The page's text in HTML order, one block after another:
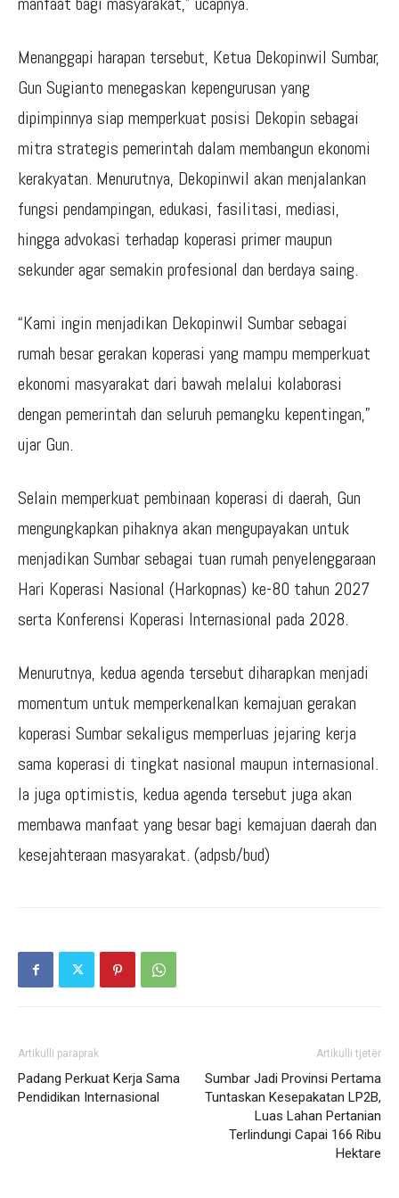
Menanggapi harapan tersebut, Ketua Dekopinwil Sumbar,
Gun Sugianto menegaskan kepengurusan yang
dipimpinnya siap memperkuat posisi Dekopin sebagai
mitra strategis pemerintah dalam membangun ekonomi
kerakyatan. Menurutnya, Dekopinwil akan menjalankan
fungsi pendampingan, edukasi, fasilitasi, mediasi,
hingga advokasi terhadap koperasi primer maupun
sekunder agar semakin profesional dan berdaya saing.
“Kami ingin menjadikan Dekopinwil Sumbar sebagai
rumah besar gerakan koperasi yang mampu memperkuat
ekonomi masyarakat dari bawah melalui kolaborasi
dengan pemerintah dan seluruh pemangku kepentingan,”
ujar Gun.
Selain memperkuat pembinaan koperasi di daerah, Gun
mengungkapkan pihaknya akan mengupayakan untuk
menjadikan Sumbar sebagai tuan rumah penyelenggaraan
Hari Koperasi Nasional (Harkopnas) ke-80 tahun 2027
serta Konferensi Koperasi Internasional pada 2028.
Menurutnya, kedua agenda tersebut diharapkan menjadi
momentum untuk memperkenalkan kemajuan gerakan
koperasi Sumbar sekaligus memperluas jejaring kerja
sama koperasi di tingkat nasional maupun internasional.
Ia juga optimistis, kedua agenda tersebut juga akan
membawa manfaat yang besar bagi kemajuan daerah dan
kesejahteraan masyarakat. (adpsb/bud)
Artikulli paraprak
Padang Perkuat Kerja Sama
Pendidikan Internasional
Artikulli tjetër
Sumbar Jadi Provinsi Pertama
Tuntaskan Kesepakatan LP2B,
Luas Lahan Pertanian
Terlindungi Capai 166 Ribu
Hektare